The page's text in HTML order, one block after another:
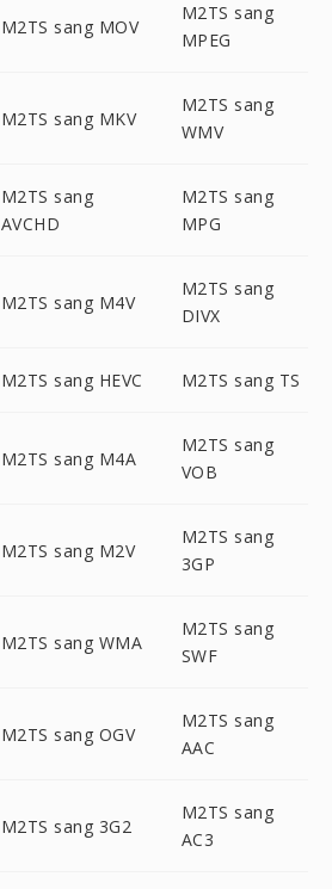
M2TS sang MOV
M2TS sang
MPEG
M2TS sang MKV
M2TS sang
WMV
M2TS sang
AVCHD
M2TS sang
MPG
M2TS sang M4V
M2TS sang
DIVX
M2TS sang HEVC M2TS sang TS
M2TS sang M4A
M2TS sang
VOB
M2TS sang M2V
M2TS sang
3GP
M2TS sang WMA
M2TS sang
SWF
M2TS sang OGV
M2TS sang
AAC
M2TS sang 3G2
M2TS sang
AC3